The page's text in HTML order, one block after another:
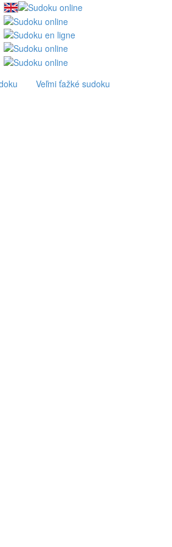
Veľmi ťažké sudoku